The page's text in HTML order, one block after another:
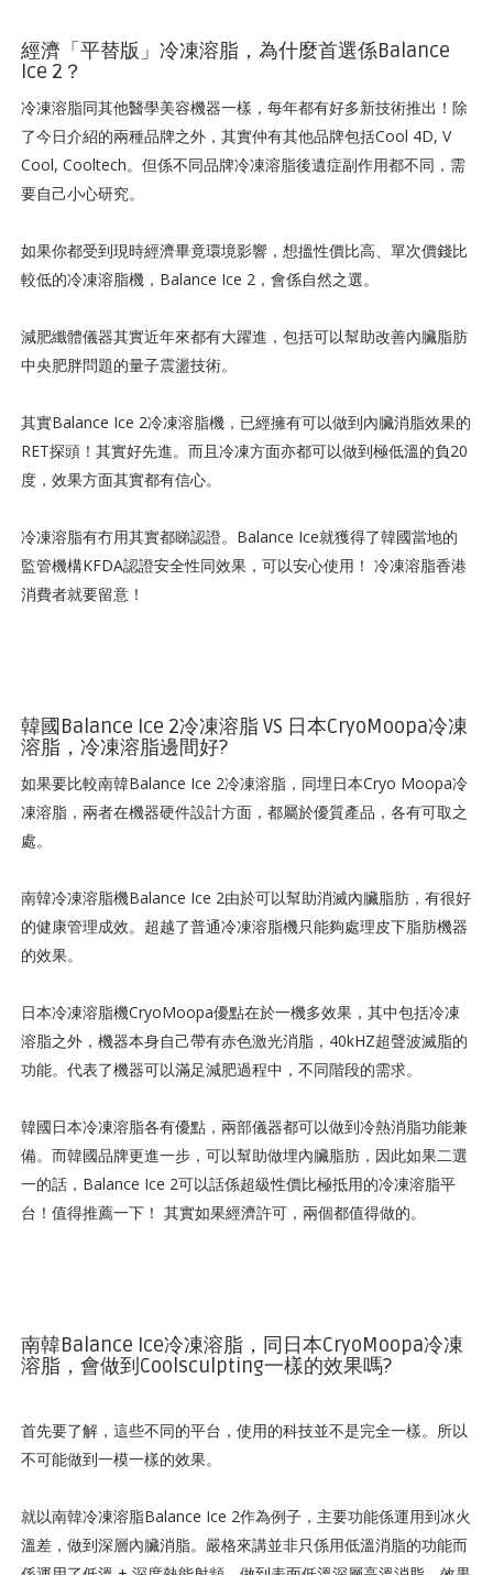
經濟「平替版」冷凍溶脂，為什麼首選係Balance
Ice 2？
冷凍溶脂同其他醫學美容機器一樣，每年都有好多新技術推出！除
了今日介紹的兩種品牌之外，其實仲有其他品牌包括Cool 4D, V
Cool, Cooltech。但係不同品牌冷凍溶脂後遺症副作用都不同，需
要自己小心研究。
如果你都受到現時經濟畢竟環境影響，想搵性價比高、單次價錢比
較低的冷凍溶脂機，Balance Ice 2，會係自然之選。
減肥纖體儀器其實近年來都有大躍進，包括可以幫助改善內臟脂肪
中央肥胖問題的量子震盪技術。
其實Balance Ice 2冷凍溶脂機，已經擁有可以做到內臟消脂效果的
RET探頭！其實好先進。而且冷凍方面亦都可以做到極低溫的負20
度，效果方面其實都有信心。
冷凍溶脂有冇用其實都睇認證。Balance Ice就獲得了韓國當地的
監管機構KFDA認證安全性同效果，可以安心使用！ 冷凍溶脂香港
消費者就要留意！
韓國Balance Ice 2冷凍溶脂 VS 日本CryoMoopa冷凍
溶脂，冷凍溶脂邊間好?
如果要比較南韓Balance Ice 2冷凍溶脂，同埋日本Cryo Moopa冷
凍溶脂，兩者在機器硬件設計方面，都屬於優質產品，各有可取之
處。
南韓冷凍溶脂機Balance Ice 2由於可以幫助消滅內臟脂肪，有很好
的健康管理成效。超越了普通冷凍溶脂機只能夠處理皮下脂肪機器
的效果。
日本冷凍溶脂機CryoMoopa優點在於一機多效果，其中包括冷凍
溶脂之外，機器本身自己帶有赤色激光消脂，40kHZ超聲波滅脂的
功能。代表了機器可以滿足減肥過程中，不同階段的需求。
韓國日本冷凍溶脂各有優點，兩部儀器都可以做到冷熱消脂功能兼
備。而韓國品牌更進一步，可以幫助做埋內臟脂肪，因此如果二選
一的話，Balance Ice 2可以話係超級性價比極抵用的冷凍溶脂平
台！值得推薦一下！ 其實如果經濟許可，兩個都值得做的。
南韓Balance Ice冷凍溶脂，同日本CryoMoopa冷凍
溶脂，會做到Coolsculpting一樣的效果嗎?
首先要了解，這些不同的平台，使用的科技並不是完全一樣。所以
不可能做到一模一樣的效果。
就以南韓冷凍溶脂Balance Ice 2作為例子，主要功能係運用到冰火
溫差，做到深層內臟消脂。嚴格來講並非只係用低溫消脂的功能而